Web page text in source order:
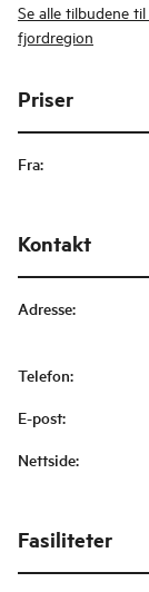
Se alle tilbudene
fjordregion
Priser
Fra:
Kontakt
Adresse:
Telefon:
E-post:
Nettside:
Fasiliteter